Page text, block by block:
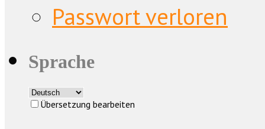
Passwort verloren
Sprache
Übersetzung bearbeiten